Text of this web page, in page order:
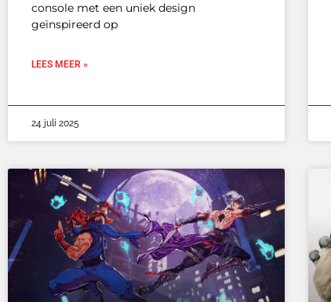
console met een uniek design
geïnspireerd op
LEES MEER »
24 juli 2025